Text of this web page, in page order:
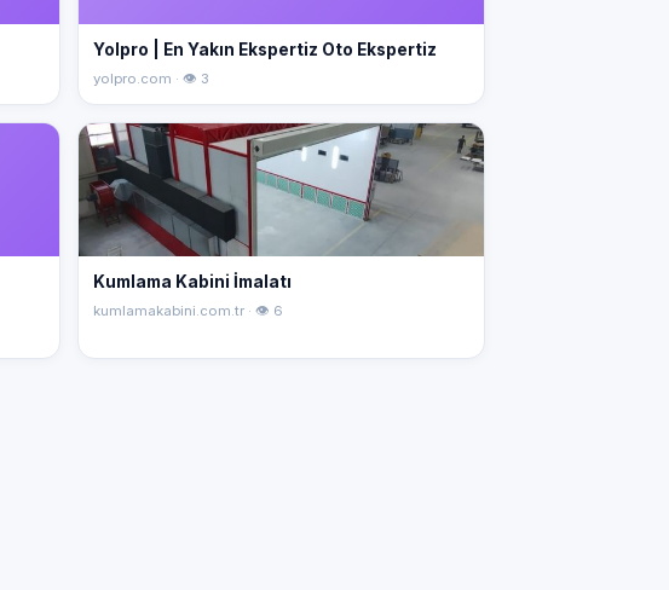
Yolpro | En Yakın Ekspertiz Oto Ekspertiz
yolpro.com · 👁 3
Kumlama Kabini İmalatı
kumlamakabini.com.tr · 👁 6